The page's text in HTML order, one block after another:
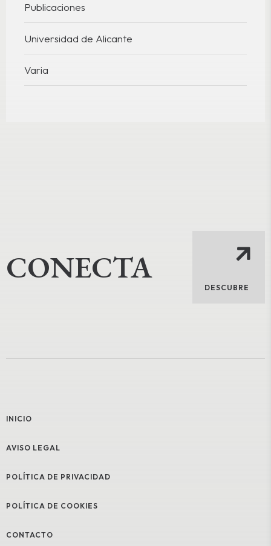
Publicaciones
Universidad de Alicante
Varia
CONECTA
DESCUBRE
INICIO
AVISO LEGAL
POLÍTICA DE PRIVACIDAD
POLÍTICA DE COOKIES
CONTACTO